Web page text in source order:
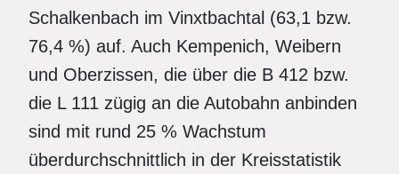
Schalkenbach im Vinxtbachtal (63,1 bzw.
76,4 %) auf. Auch Kempenich, Weibern
und Oberzissen, die über die B 412 bzw.
die L 111 zügig an die Autobahn anbinden
sind mit rund 25 % Wachstum
überdurchschnittlich in der Kreisstatistik